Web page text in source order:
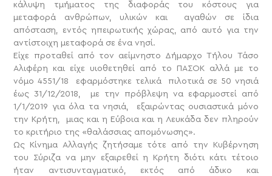
κάλυψη τμήματος της διαφοράς του κόστους για
μεταφορά ανθρώπων, υλικών και αγαθών σε ίδια
απόσταση, εντός ηπειρωτικής χώρας, από αυτό για την
αντίστοιχη μεταφορά σε ένα νησί.
Είχε προταθεί από τον αείμνηστο Δήμαρχο Τήλου Τάσο
Αλιφέρη και είχε υιοθετηθεί από το ΠΑΣΟΚ αλλά με το
νόμο 4551/18 εφαρμόστηκε τελικά πιλοτικά σε 50 νησιά
έως 31/12/2018, με την πρόβλεψη να εφαρμοστεί από
1/1/2019 για όλα τα νησιά, εξαιρώντας ουσιαστικά μόνο
την Κρήτη, μιας και η Εύβοια και η Λευκάδα δεν πληρούν
το κριτήριο της «θαλάσσιας απομόνωσης».
Ως Κίνημα Αλλαγής ζητήσαμε τότε από την Κυβέρνηση
του Σύριζα να μην εξαιρεθεί η Κρήτη διότι κάτι τέτοιο
ήταν αντισυνταγματικό, εκτός από άδικο και